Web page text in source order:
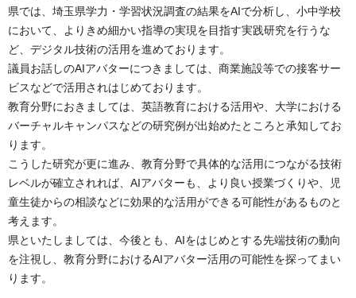
県では、埼玉県学力・学習状況調査の結果をAIで分析し、小中学校
において、よりきめ細かい指導の実現を目指す実践研究を行うな
ど、デジタル技術の活用を進めております。
議員お話しのAIアバターにつきましては、商業施設等での接客サー
ビスなどで活用されはじめております。
教育分野におきましては、英語教育における活用や、大学における
バーチャルキャンパスなどの研究例が出始めたところと承知してお
ります。
こうした研究が更に進み、教育分野で具体的な活用につながる技術
レベルが確立されれば、AIアバターも、より良い授業づくりや、児
童生徒からの相談などに効果的な活用ができる可能性があるものと
考えます。
県といたしましては、今後とも、AIをはじめとする先端技術の動向
を注視し、教育分野におけるAIアバター活用の可能性を探ってまい
ります。